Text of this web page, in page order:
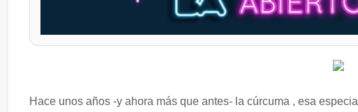
Hace unos años -y ahora más que antes- la cúrcuma , esa